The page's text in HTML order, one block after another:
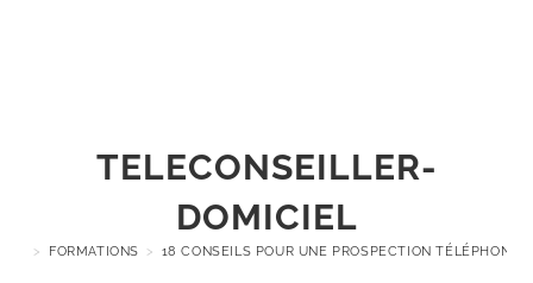
TELECONSEILLER-
DOMICIEL
> FORMATIONS > 18 CONSEILS POUR UNE PROSPECTION